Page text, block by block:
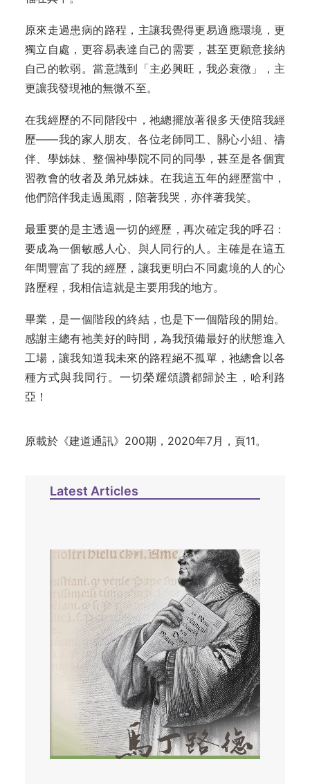
原來走過患病的路程，主讓我覺得更易適應環境，更
獨立自處，更容易表達自己的需要，甚至更願意接納
自己的軟弱。當意識到「主必興旺，我必衰微」，主
更讓我發現祂的無微不至。
在我經歷的不同階段中，祂總擺放著很多天使陪我經
歷——我的家人朋友、各位老師同工、關心小組、禱
伴、學姊妹、整個神學院不同的同學，甚至是各個實
習教會的牧者及弟兄姊妹。在我這五年的經歷當中，
他們陪伴我走過風雨，陪著我哭，亦伴著我笑。
最重要的是主透過一切的經歷，再次確定我的呼召：
要成為一個敏感人心、與人同行的人。主確是在這五
年間豐富了我的經歷，讓我更明白不同處境的人的心
路歷程，我相信這就是主要用我的地方。
畢業，是一個階段的終結，也是下一個階段的開始。
感謝主總有祂美好的時間，為我預備最好的狀態進入
工場，讓我知道我未來的路程絕不孤單，祂總會以各
種方式與我同行。一切榮耀頌讚都歸於主，哈利路
亞！
原載於《建道通訊》200期，2020年7月，頁11。
Latest Articles